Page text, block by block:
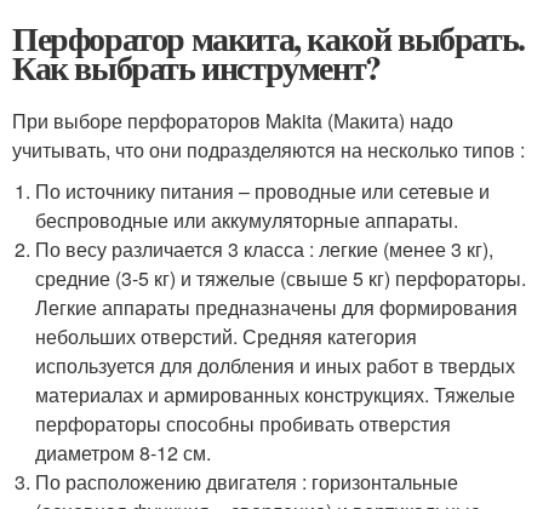
Перфоратор макита, какой выбрать.
Как выбрать инструмент?
При выборе перфораторов Makita (Макита) надо
учитывать, что они подразделяются на несколько типов :
По источнику питания – проводные или сетевые и
беспроводные или аккумуляторные аппараты.
По весу различается 3 класса : легкие (менее 3 кг),
средние (3-5 кг) и тяжелые (свыше 5 кг) перфораторы.
Легкие аппараты предназначены для формирования
небольших отверстий. Средняя категория
используется для долбления и иных работ в твердых
материалах и армированных конструкциях. Тяжелые
перфораторы способны пробивать отверстия
диаметром 8-12 см.
По расположению двигателя : горизонтальные